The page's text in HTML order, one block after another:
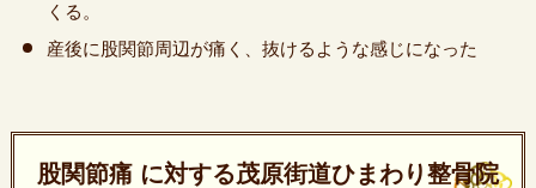
くる。
産後に股関節周辺が痛く、抜けるような感じになった
股関節痛 に対する茂原街道ひまわり整骨院